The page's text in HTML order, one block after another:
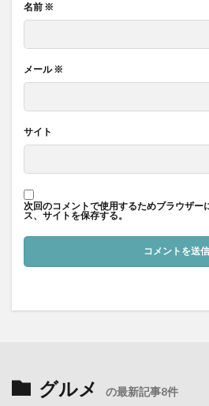
名前 ※
メール※
サイト
次回のコメントで使用するためブラウザー
ス、サイトを保存する。
グルメ の最新記事8件